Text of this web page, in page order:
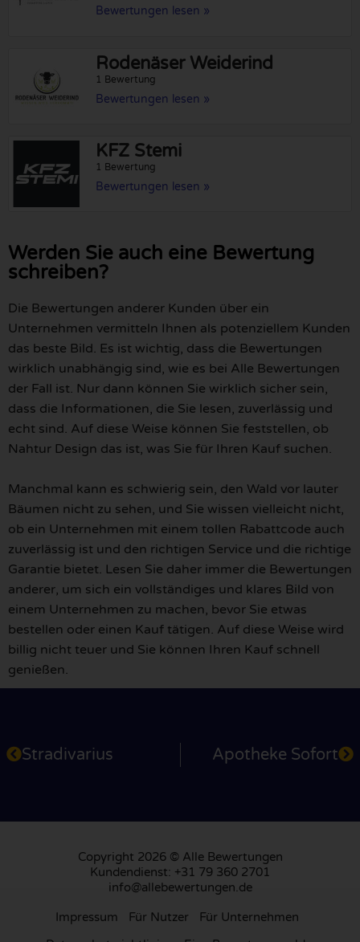
Bewertungen lesen »
Rodenäser Weiderind
1 Bewertung
Bewertungen lesen »
KFZ Stemi
1 Bewertung
Bewertungen lesen »
Werden Sie auch eine Bewertung
schreiben?
Die Bewertungen anderer Kunden über ein
Unternehmen vermitteln Ihnen als potenziellem Kunden
das beste Bild. Es ist wichtig, dass die Bewertungen
wirklich unabhängig sind, wie es bei Alle Bewertungen
der Fall ist. Nur dann können Sie wirklich sicher sein,
dass die Informationen, die Sie lesen, zuverlässig und
echt sind. Auf diese Weise können Sie feststellen, ob
Nahtur Design das ist, was Sie für Ihren Kauf suchen.
Manchmal kann es schwierig sein, den Wald vor lauter
Bäumen nicht zu sehen, und Sie wissen vielleicht nicht,
ob ein Unternehmen mit einem tollen Rabattcode auch
zuverlässig ist und den richtigen Service und die richtige
Garantie bietet. Lesen Sie daher immer die Bewertungen
anderer, um sich ein vollständiges und klares Bild von
einem Unternehmen zu machen, bevor Sie etwas
bestellen oder einen Kauf tätigen. Auf diese Weise wird
billig nicht teuer und Sie können Ihren Kauf schnell
genießen.
Stradivarius Apotheke Sofort
Copyright 2026 © Alle Bewertungen
Kundendienst: +31 79 360 2701
info@allebewertungen.de
Impressum Für Nutzer
Für Unternehmen